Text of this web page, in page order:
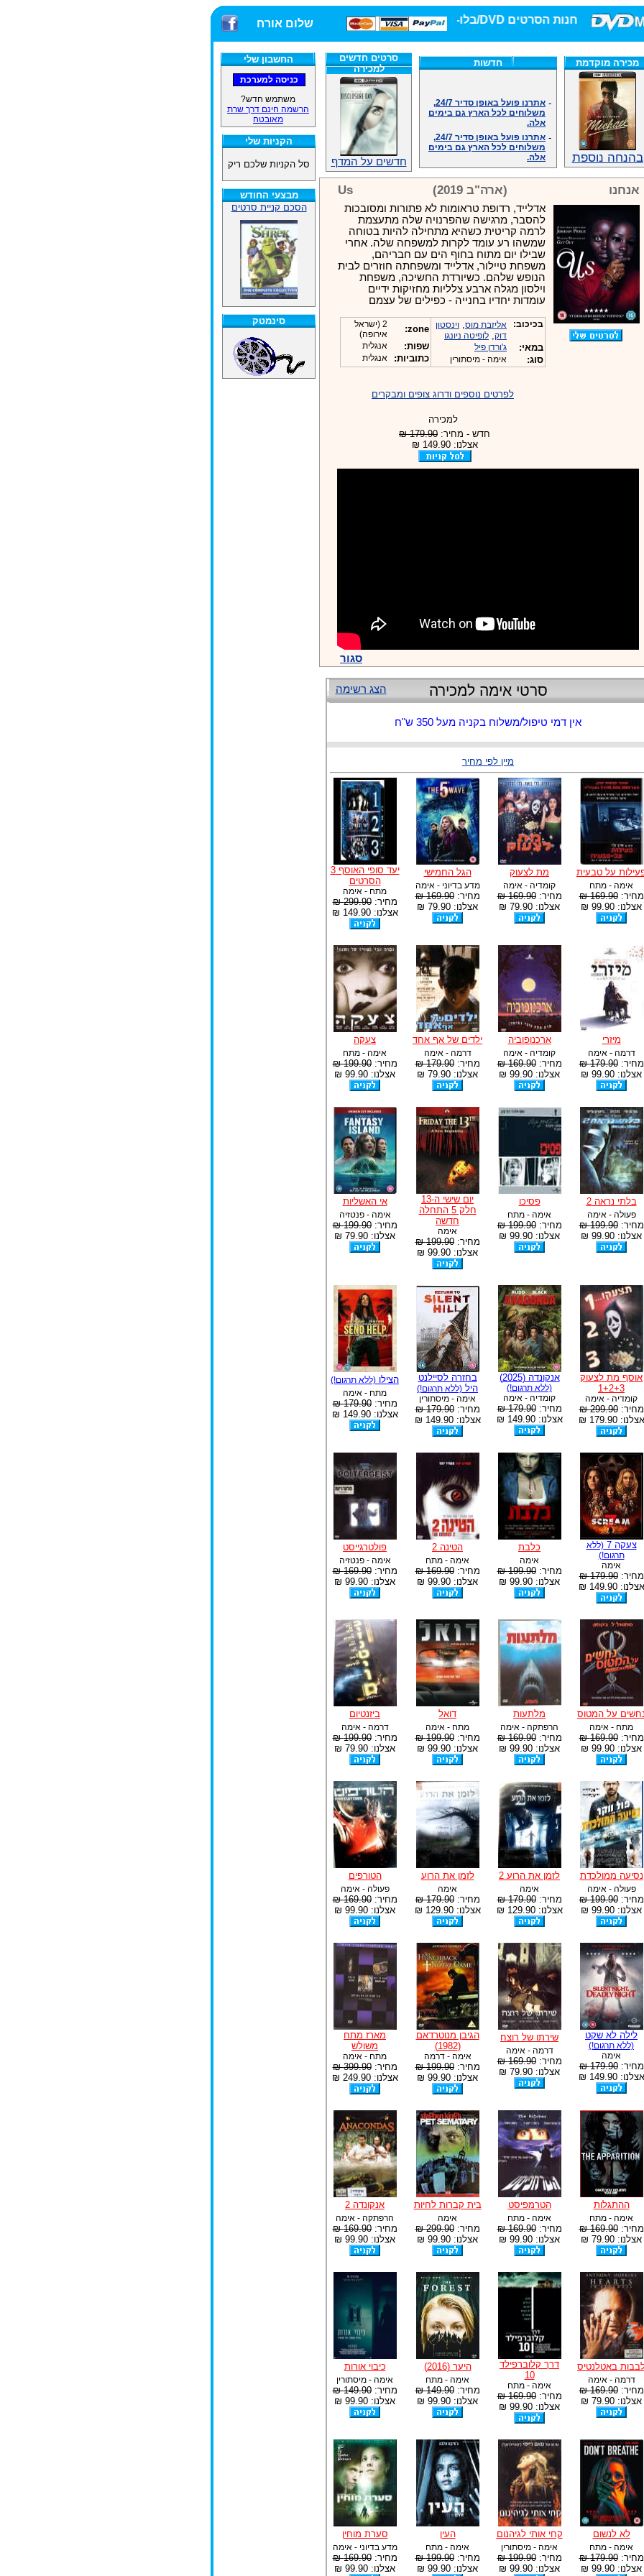
חנות הסרטים DVD/בלו-ריי/3D הגדולה ביותר! שלום אורח
החשבון שלי
משתמש חדש?
הרשמה חינם דרך שרת
מאובטח
הקניות שלי
סל הקניות שלכם ריק
מבצעי החודש
הסכם קניית סרטים
סינמטק
מכירה מוקדמת
בהנחה נוספת
חדשות
משלוחים לכל הארץ גם בימים
אלה.
משלוחים לכל הארץ גם בימים
אלה.
אנחנו כאן לכול שאלה וזמינים
במענה הטלפוני שלנו.ובמייל
.האתר לרשותכם פעיל 24/7
מענה טלפוני: 09-7652392
צוות דיוידי מאסטר ישיר.
זמינים במייל ובטלפון. האתר
לרשותכם פעיל 24/7
צוות דיוידי מאסטר ישיר.
אנחנו כאן לכול שאלה וזמינים
במענה הטלפוני שלנו.ובמייל
.האתר לרשותכם 24/7
מענה טלפוני: 09-7652392
סרטים חדשים
למכירה
חדשים על המדף
אנחנו (ארה"ב 2019) Us
אדלייד, רדופת טראומות לא פתורות ומסובכות
להסבר, מרגישה שהפרנויה שלה מתעצמת
לרמה קריטית כשהיא מתחילה להיות בטוחה
שמשהו רע עומד לקרות למשפחה שלה. אחרי
שבילו יום מתוח בחוף הים עם חבריהם,
משפחת טיילור, אדלייד ומשפחתה חוזרים לבית
הנופש שלהם. כשיורדת החשיכה, משפחת
וילסון מגלה ארבע צלליות מחזיקות ידיים
עומדות יחדיו בחנייה - כפילים של עצמם
בכיכוב: אליזבת מוס, וינסטון
דוק, לופיטה ניונגו
במאי: ג'ורדן פיל
סוג: אימה - מיסתורין
zone:
2 (ישראל
אירופה)
שפות: אנגלית
כתוביות: אנגלית
לפרטים נוספים ודרוג צופים ומבקרים
למכירה
חדש - מחיר: 179.90 ₪
אצלנו: 149.90 ₪
סגור
הצג רשימה סרטי אימה למכירה
אין דמי טיפול/משלוח בקניה מעל 350 ש"ח
מיין לפי מחיר
על טבעית
אימה - מתח
מחיר:169.90 ₪
אצלנו: 99.90 ₪
מת לצעוק
קומדיה - אימה
מחיר:169.90 ₪
אצלנו: 79.90 ₪
הגל החמישי
מדע בדיוני - אימה
מחיר:169.90 ₪
אצלנו: 79.90 ₪
יעד סופי האוסף 3
הסרטים
מתח - אימה
מחיר:299.90 ₪
אצלנו: 149.90 ₪
מיזרי
דרמה - אימה
מחיר:179.90 ₪
אצלנו: 99.90 ₪
ארכנופוביה
קומדיה - אימה
מחיר:169.90 ₪
אצלנו: 99.90 ₪
ילדים של אף אחד
דרמה - אימה
מחיר:179.90 ₪
אצלנו: 79.90 ₪
צעקה
אימה - מתח
מחיר:199.90 ₪
אצלנו: 99.90 ₪
בלתי נראה 2
פעולה - אימה
מחיר:199.90 ₪
אצלנו: 99.90 ₪
פסיכו
אימה - מתח
מחיר:199.90 ₪
אצלנו: 99.90 ₪
יום שישי ה-13
חלק 5 התחלה
חדשה
אימה
מחיר:199.90 ₪
אצלנו: 99.90 ₪
אי האשליות
אימה - פנטזיה
מחיר:199.90 ₪
אצלנו: 79.90 ₪
אוסף מת לצעוק
1+2+3
קומדיה - אימה
מחיר:299.90 ₪
אצלנו: 179.90 ₪
אנקונדה (2025)
(ללא תרגום!)
קומדיה - אימה
מחיר:179.90 ₪
אצלנו: 149.90 ₪
בחזרה לסיילנט
היל (ללא תרגום!)
אימה - מיסתורין
מחיר:179.90 ₪
אצלנו: 149.90 ₪
הצילו (ללא תרגום!)
מתח - אימה
מחיר:179.90 ₪
אצלנו: 149.90 ₪
צעקה 7
(ללא
תרגום!)
אימה
מחיר:179.90 ₪
אצלנו: 149.90 ₪
כלבת
אימה
מחיר:199.90 ₪
אצלנו: 99.90 ₪
הטינה 2
אימה - מתח
מחיר:169.90 ₪
אצלנו: 99.90 ₪
פולטרגייסט
אימה - פנטזיה
מחיר:169.90 ₪
אצלנו: 99.90 ₪
על המטוס
מתח - אימה
מחיר:169.90 ₪
אצלנו: 99.90 ₪
מלתעות
הרפתקה - אימה
מחיר:169.90 ₪
אצלנו: 99.90 ₪
דואל
מתח - אימה
מחיר:199.90 ₪
אצלנו: 99.90 ₪
ביזנטיום
דרמה - אימה
מחיר:199.90 ₪
אצלנו: 79.90 ₪
נסיעה ממולכדת
פעולה - אימה
מחיר:199.90 ₪
אצלנו: 99.90 ₪
לזמן את הרוע 2
אימה
מחיר:179.90 ₪
אצלנו: 129.90 ₪
לזמן את הרוע
אימה
מחיר:179.90 ₪
אצלנו: 129.90 ₪
הטורפים
פעולה - אימה
מחיר:169.90 ₪
אצלנו: 99.90 ₪
לילה לא שקט
(ללא תרגום!)
אימה
מחיר:179.90 ₪
אצלנו: 149.90 ₪
שירתו של רוצח
דרמה - אימה
מחיר:169.90 ₪
אצלנו: 79.90 ₪
הגיבן מנוטרדאם
(1982)
אימה - דרמה
מחיר:199.90 ₪
אצלנו: 99.90 ₪
מארז מתח
משולש
מתח - אימה
מחיר:399.90 ₪
אצלנו: 249.90 ₪
ההתגלות
אימה - מתח
מחיר:169.90 ₪
אצלנו: 79.90 ₪
הטרמפיסט
אימה - מתח
מחיר:169.90 ₪
אצלנו: 99.90 ₪
בית קברות לחיות
אימה
מחיר:299.90 ₪
אצלנו: 99.90 ₪
אנקונדה 2
הרפתקה - אימה
מחיר:169.90 ₪
אצלנו: 99.90 ₪
באטלנטיס
דרמה - אימה
מחיר:169.90 ₪
אצלנו: 79.90 ₪
דרך קלוברפילד
10
אימה - מתח
מחיר:169.90 ₪
אצלנו: 99.90 ₪
היער (2016)
אימה - מתח
מחיר:149.90 ₪
אצלנו: 99.90 ₪
כיבוי אורות
אימה - מיסתורין
מחיר:149.90 ₪
אצלנו: 99.90 ₪
לא לנשום
אימה - מתח
מחיר:179.90 ₪
אצלנו: 99.90 ₪
קחי אותי לגיהנום
אימה - מיסתורין
מחיר:199.90 ₪
אצלנו: 99.90 ₪
העין
אימה - מתח
מחיר:199.90 ₪
אצלנו: 99.90 ₪
סערת מוחין
מדע בדיוני - אימה
מחיר:169.90 ₪
אצלנו: 99.90 ₪